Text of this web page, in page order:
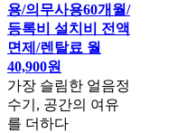
용/의무사용60개월/
등록비 설치비 전액
면제/렌탈료 월
40,900원
가장 슬림한 얼음정
수기, 공간의 여유
를 더하다